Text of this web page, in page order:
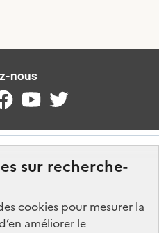
sur recherche-
cookies pour mesurer la
améliorer le
nous